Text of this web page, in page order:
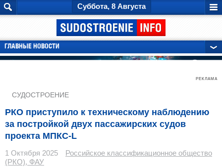
Суббота, 8 Августа
ГЛАВНЫЕ НОВОСТИ
РЕКЛАМА
СУДОСТРОЕНИЕ
РКО приступило к техническому наблюдению
за постройкой двух пассажирских судов
проекта МПКС-L
1 Октября 2025
Российское классификационное общество
(РКО), ФАУ